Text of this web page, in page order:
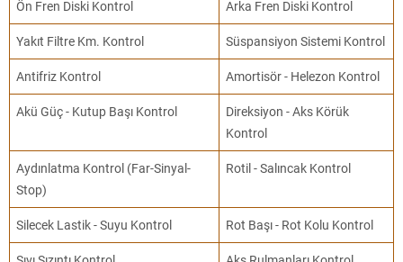
Ön Fren Diski Kontrol Arka Fren Diski Kontrol
Yakıt Filtre Km. Kontrol Süspansiyon Sistemi Kontrol
Antifriz Kontrol Amortisör - Helezon Kontrol
Akü Güç - Kutup Başı Kontrol
Direksiyon - Aks Körük
Kontrol
Aydınlatma Kontrol (Far-Sinyal-
Stop)
Rotil - Salıncak Kontrol
Silecek Lastik - Suyu Kontrol Rot Başı - Rot Kolu Kontrol